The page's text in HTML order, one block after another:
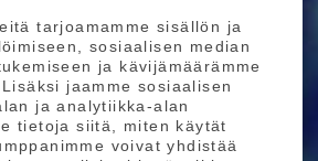
tarjoamamme sisällön ja
sosiaalisen median
ja kävijämäärämme
jaamme sosiaalisen
ja analytiikka-alan
tietoja siitä, miten käytät
voivat yhdistää
ja pyörähuolto
saat uusimmat edut